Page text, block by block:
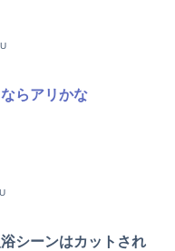
らアリかな
シーンはカットされ